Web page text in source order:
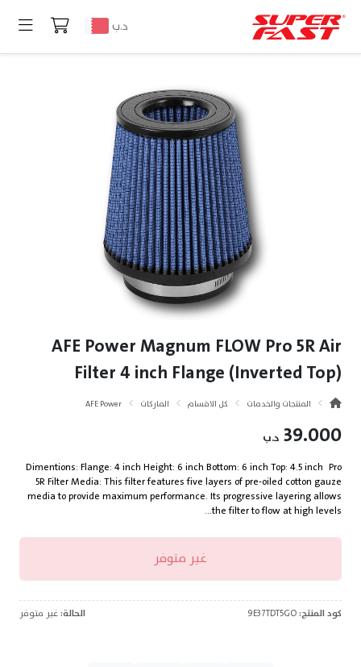
د.ب
AFE Power Magnum FLOW Pro 5R Air
Filter 4 inch Flange (Inverted Top)
المنتجات والخدمات كل الاقسام الماركات AFE Power
39.000 د.ب
Dimentions: Flange: 4 inch Height: 6 inch Bottom: 6 inch Top: 4.5 inch Pro
5R Filter Media: This filter features five layers of pre-oiled cotton gauze
media to provide maximum performance. Its progressive layering allows
the filter to flow at high levels...
غير متوفر
كود المنتج: الحالة:غير متوفر